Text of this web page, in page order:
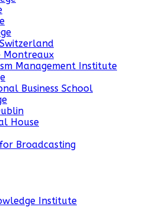
Montreaux
Management Institute
Business School
House
Broadcasting
Institute